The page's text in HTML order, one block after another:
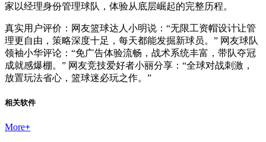
家以经理身份管理球队，体验从底层崛起的完整历程。
真实用户评价：网友篮球达人小明说：“无限工资帽设计让管
理更自由，策略深度十足，每天都能发掘新球员。” 网友球队
领袖小华评论：“免广告体验流畅，战术系统丰富，带队夺冠
成就感爆棚。” 网友竞技爱好者小丽分享：“全球对战刺激，
放置玩法省心，篮球迷必玩之作。”
相关软件
More+